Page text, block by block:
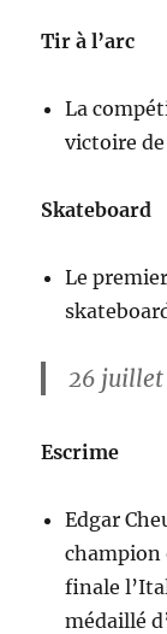
Tir à l’arc
La
victoire de
Skateboard
Le
26 juillet
Escrime
Edgar
champion
finale
médaillé